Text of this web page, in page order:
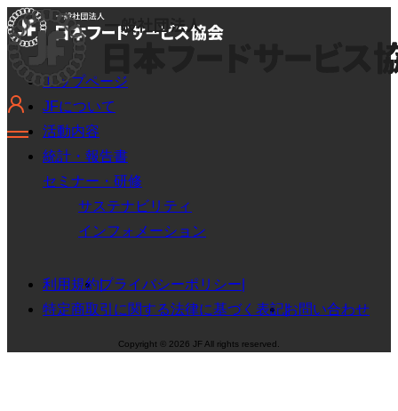
トップページ
JFについて
活動内容
統計・報告書
セミナー・研修
サステナビリティ
インフォメーション
利用規約プライバシーポリシー
特定商取引に関する法律に基づく表記お問い合わせ
Copyright © 2026 JF All rights reserved.